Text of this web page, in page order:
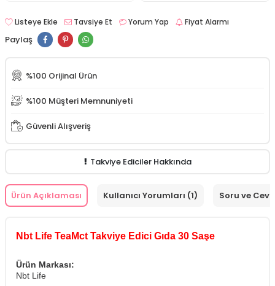
Listeye Ekle Tavsiye Et Yorum Yap Fiyat Alarmı
Paylaş
%100 Orijinal Ürün
%100 Müşteri Memnuniyeti
Güvenli Alışveriş
Takviye Ediciler Hakkında
Ürün Açıklaması Kullanıcı Yorumları (1) Soru ve
Nbt Life TeaMct Takviye Edici Gıda 30 Saşe
Ürün Markası:
Nbt Life